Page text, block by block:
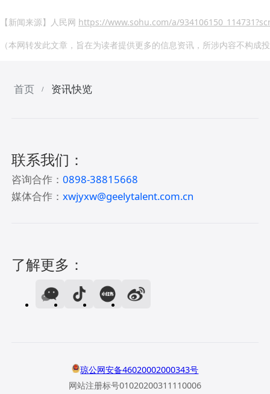
【新闻来源】人民网 https://www.sohu.com/a/
（本网转发此文章，旨在为读者提供更多的信息资讯，所涉内容不构
首页 / 资讯快览
联系我们：
咨询合作：0898-38815668
媒体合作：xwjyxw@geelytalent.com.cn
了解更多：
琼公网安备46020002000343号
网站注册标号01020200311110006